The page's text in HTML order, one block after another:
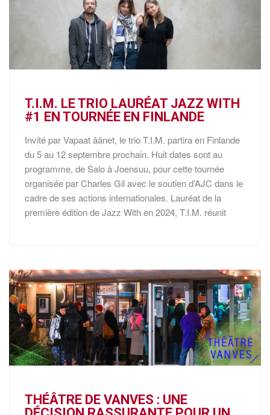
T.I.M. LE TRIO LAURÉAT JAZZ WITH
#1 EN TOURNÉE EN FINLANDE
Invité par Vapaat äänet, le trio T.I.M. partira en Finlande
du 5 au 12 septembre prochain. Huit dates sont au
programme, de Salo à Joensuu, pour cette tournée
organisée par Charles Gil avec le soutien d’AJC dans le
cadre de ses actions internationales. Lauréat de la
première édition de Jazz With en 2024, T.I.M. réunit
THÉÂTRE DE VANVES : UNE